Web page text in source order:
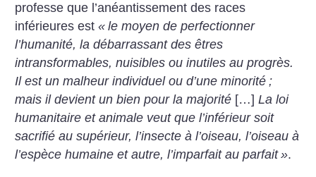
professe que l’anéantissement des races
inférieures est« le moyen de perfectionner
l’humanité, la débarrassant des êtres
intransformables, nuisibles ou inutiles au progrès.
Il est un malheur individuel ou d’une minorité ;
mais il devient un bien pour la majorité […]La loi
humanitaire et animale veut que l’inférieur soit
sacrifié au supérieur, l’insecte à l’oiseau, l’oiseau à
l’espèce humaine et autre, l’imparfait au parfait ».